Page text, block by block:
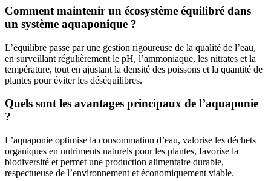
Comment maintenir un écosystème équilibré dans
un système aquaponique ?
L’équilibre passe par une gestion rigoureuse de la qualité de l’eau,
en surveillant régulièrement le pH, l’ammoniaque, les nitrates et la
température, tout en ajustant la densité des poissons et la quantité de
plantes pour éviter les déséquilibres.
Quels sont les avantages principaux de l’aquaponie
?
L’aquaponie optimise la consommation d’eau, valorise les déchets
organiques en nutriments naturels pour les plantes, favorise la
biodiversité et permet une production alimentaire durable,
respectueuse de l’environnement et économiquement viable.